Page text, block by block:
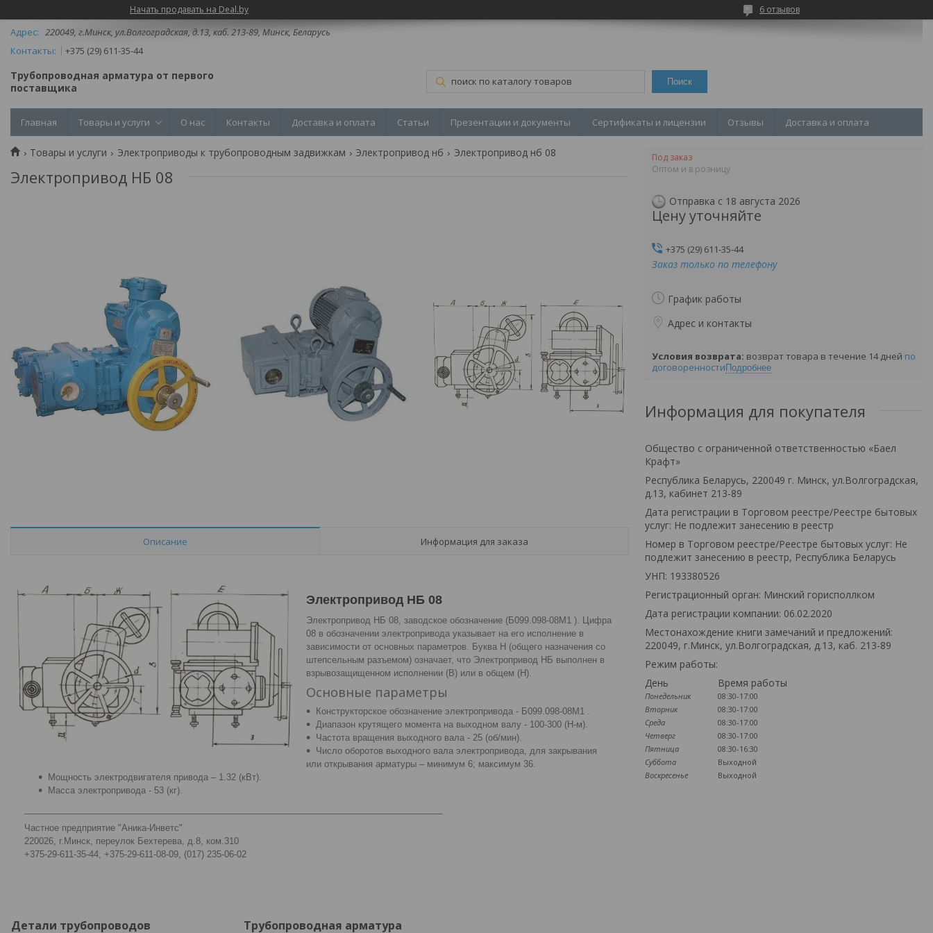
Начать продавать на Deal.by 6 отзывов
220049, г.Минск, ул.Волгоградская, д.13, каб. 213-89, Минск, Беларусь
+375 (29) 611-35-44
Трубопроводная арматура от первого
поставщика
Поиск
Главная Товары и услуги О нас Контакты Доставка и оплата Статьи Презентации и документы Сертификаты и лицензии Отзывы Доставка и оплата
Товары и услуги Электроприводы к трубопроводным задвижкам Электропривод нб Электропривод нб 08
Электропривод НБ 08
Описание Информация для заказа
Электропривод НБ 08
Электропривод НБ 08, заводское обозначение (Б099.098-08М1 ). Цифра
08 в обозначении электропривода указывает на его исполнение в
зависимости от основных параметров. Буква Н (общего назначения со
штепсельным разъемом) означает, что Электропривод НБ выполнен в
взрывозащищенном исполнении (В) или в общем (Н).
Основные параметры
Конструкторское обозначение электропривода - Б099.098-08М1 .
Диапазон крутящего момента на выходном валу - 100-300 (Н-м).
Частота вращения выходного вала - 25 (об/мин).
Число оборотов выходного вала электропривода, для закрывания
или открывания арматуры – минимум 6; максимум 36.
Мощность электродвигателя привода – 1.32 (кВт).
Масса электропривода - 53 (кг).
Частное предприятие "Аника-Инветс"
220026, г.Минск, переулок Бехтерева, д.8, ком.310
+375-29-611-35-44, +375-29-611-08-09, (017) 235-06-02
Под заказ
Оптом и в розницу
Отправка с 18 августа 2026
Цену уточняйте
+375 (29) 611-35-44
Заказ только по телефону
График работы
Адрес и контакты
возврат товара в течение 14 дней по
договоренности Подробнее
Информация для покупателя
Общество с ограниченной ответственностью «Баел
Крафт»
Республика Беларусь, 220049 г. Минск, ул.Волгоградская,
д.13, кабинет 213-89
Дата регистрации в Торговом реестре/Реестре бытовых
услуг: Не подлежит занесению в реестр
Номер в Торговом реестре/Реестре бытовых услуг: Не
подлежит занесению в реестр, Республика Беларусь
УНП: 193380526
Регистрационный орган: Минский горисполлком
Дата регистрации компании: 06.02.2020
Местонахождение книги замечаний и предложений:
220049, г.Минск, ул.Волгоградская, д.13, каб. 213-89
Режим работы:
День
Время работы
Понедельник
08:30-17:00
Вторник
08:30-17:00
Среда
08:30-17:00
Четверг
08:30-17:00
Пятница
08:30-16:30
Суббота
Выходной
Воскресенье
Выходной
Детали трубопроводов Трубопроводная арматура